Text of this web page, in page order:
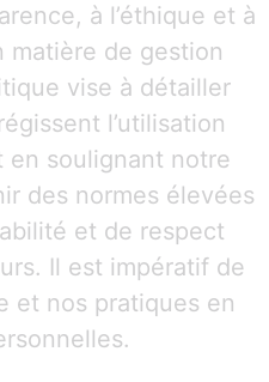
à l’éthique et à
matière de gestion
vise à détailler
l’utilisation
soulignant notre
des normes élevées
et de respect
Il est impératif de
et nos pratiques en